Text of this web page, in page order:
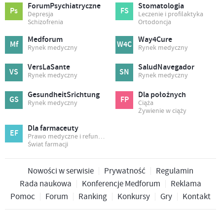
Ps ForumPsychiatryczne
Depresja
Schizofrenia
FS Stomatologia
Leczenie i profilaktyka
Ortodoncja
Mf Medforum
Rynek medyczny W4C Way4Cure
Rynek medyczny
VS VersLaSante
Rynek medyczny SN SaludNavegador
Rynek medyczny
GS GesundheitSrichtung
Rynek medyczny FP Dla położnych
Ciąża
Żywienie w ciąży
EF Dla farmaceuty
Prawo medyczne i refundacja
Świat farmacji
Nowości w serwisie Prywatność
Regulamin
Rada naukowa
Konferencje Medforum
Reklama
Pomoc
Forum Ranking Konkursy Gry Kontakt